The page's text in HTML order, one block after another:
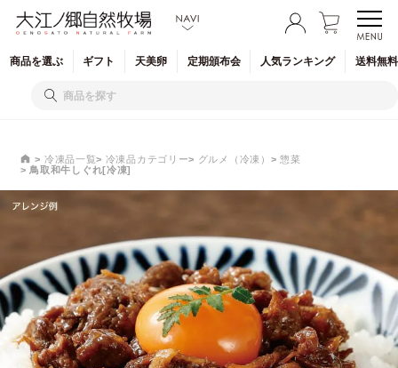
商品を選ぶ ギフト 天美卵 定期頒布会 人気ランキング 送料無
冷凍品一覧 冷凍品カテゴリー グルメ（冷凍）
惣菜
鳥取和牛しぐれ[冷凍]